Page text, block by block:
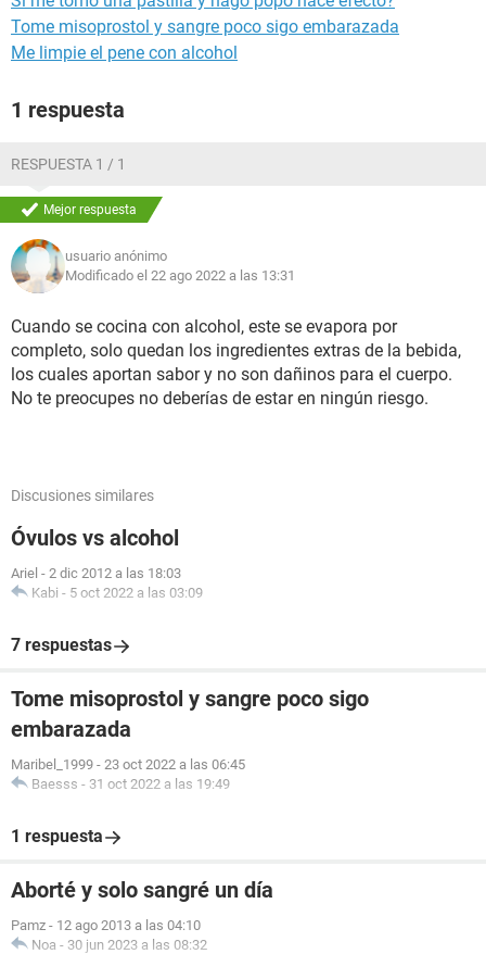
Tome misoprostol y sangre poco sigo embarazada
Me limpie el pene con alcohol
1 respuesta
RESPUESTA 1 / 1
Mejor respuesta
usuario anónimo
Modificado el 22 ago 2022 a las 13:31
Cuando se cocina con alcohol, este se evapora por
completo, solo quedan los ingredientes extras de la bebida,
los cuales aportan sabor y no son dañinos para el cuerpo.
No te preocupes no deberías de estar en ningún riesgo.
Discusiones similares
Óvulos vs alcohol
Ariel - 2 dic 2012 a las 18:03
Kabi - 5 oct 2022 a las 03:09
7 respuestas
Tome misoprostol y sangre poco sigo
embarazada
Maribel_1999 - 23 oct 2022 a las 06:45
Baesss - 31 oct 2022 a las 19:49
1 respuesta
Aborté y solo sangré un día
Pamz - 12 ago 2013 a las 04:10
Noa - 30 jun 2023 a las 08:32